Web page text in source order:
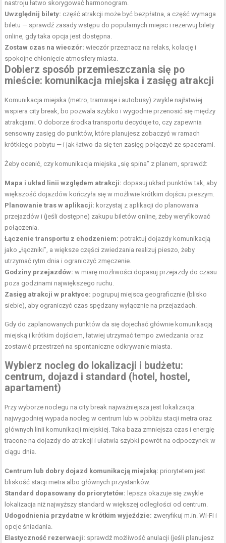
nastroju łatwo skorygować harmonogram.
Uwzględnij bilety: część atrakcji może być bezpłatna, a część wymaga
biletu — sprawdź zasady wstępu do popularnych miejsc i rezerwuj bilety
online, gdy taka opcja jest dostępna.
Zostaw czas na wieczór: wieczór przeznacz na relaks, kolację i
spokojne chłonięcie atmosfery miasta.
Dobierz sposób przemieszczania się po
mieście: komunikacja miejska i zasięg atrakcji
Komunikacja miejska (metro, tramwaje i autobusy) zwykle najłatwiej
wspiera city break, bo pozwala szybko i wygodnie przenosić się między
atrakcjami. O doborze środka transportu decyduje to, czy zapewnia
sensowny zasięg do punktów, które planujesz zobaczyć w ramach
krótkiego pobytu — i jak łatwo da się ten zasięg połączyć ze spacerami.
Żeby ocenić, czy komunikacja miejska „się spina” z planem, sprawdź:
Mapa i układ linii względem atrakcji: dopasuj układ punktów tak, aby
większość dojazdów kończyła się w możliwie krótkim dojściu pieszym.
Planowanie tras w aplikacji: korzystaj z aplikacji do planowania
przejazdów i (jeśli dostępne) zakupu biletów online, żeby weryfikować
połączenia.
Łączenie transportu z chodzeniem: potraktuj dojazdy komunikacją
jako „łączniki”, a większe części zwiedzania realizuj pieszo, żeby
utrzymać rytm dnia i ograniczyć zmęczenie.
Godziny przejazdów: w miarę możliwości dopasuj przejazdy do czasu
poza godzinami największego ruchu.
Zasięg atrakcji w praktyce: pogrupuj miejsca geograficznie (blisko
siebie), aby ograniczyć czas spędzany wyłącznie na przejazdach.
Gdy do zaplanowanych punktów da się dojechać głównie komunikacją
miejską i krótkim dojściem, łatwiej utrzymać tempo zwiedzania oraz
zostawić przestrzeń na spontaniczne odkrywanie miasta.
Wybierz nocleg do lokalizacji i budżetu:
centrum, dojazd i standard (hotel, hostel,
apartament)
Przy wyborze noclegu na city break najważniejsza jest lokalizacja:
najwygodniej wypada nocleg w centrum lub w pobliżu stacji metra oraz
głównych linii komunikacji miejskiej. Taka baza zmniejsza czas i energię
tracone na dojazdy do atrakcji i ułatwia szybki powrót na odpoczynek w
ciągu dnia.
Centrum lub dobry dojazd komunikacją miejską: priorytetem jest
bliskość stacji metra albo głównych przystanków.
Standard dopasowany do priorytetów: lepsza okazuje się zwykle
lokalizacja niż najwyższy standard w większej odległości od centrum.
Udogodnienia przydatne w krótkim wyjeździe: zweryfikuj m.in. Wi‑Fi i
opcje śniadania.
Elastyczność rezerwacji: sprawdź możliwość anulacji (jeśli planujesz